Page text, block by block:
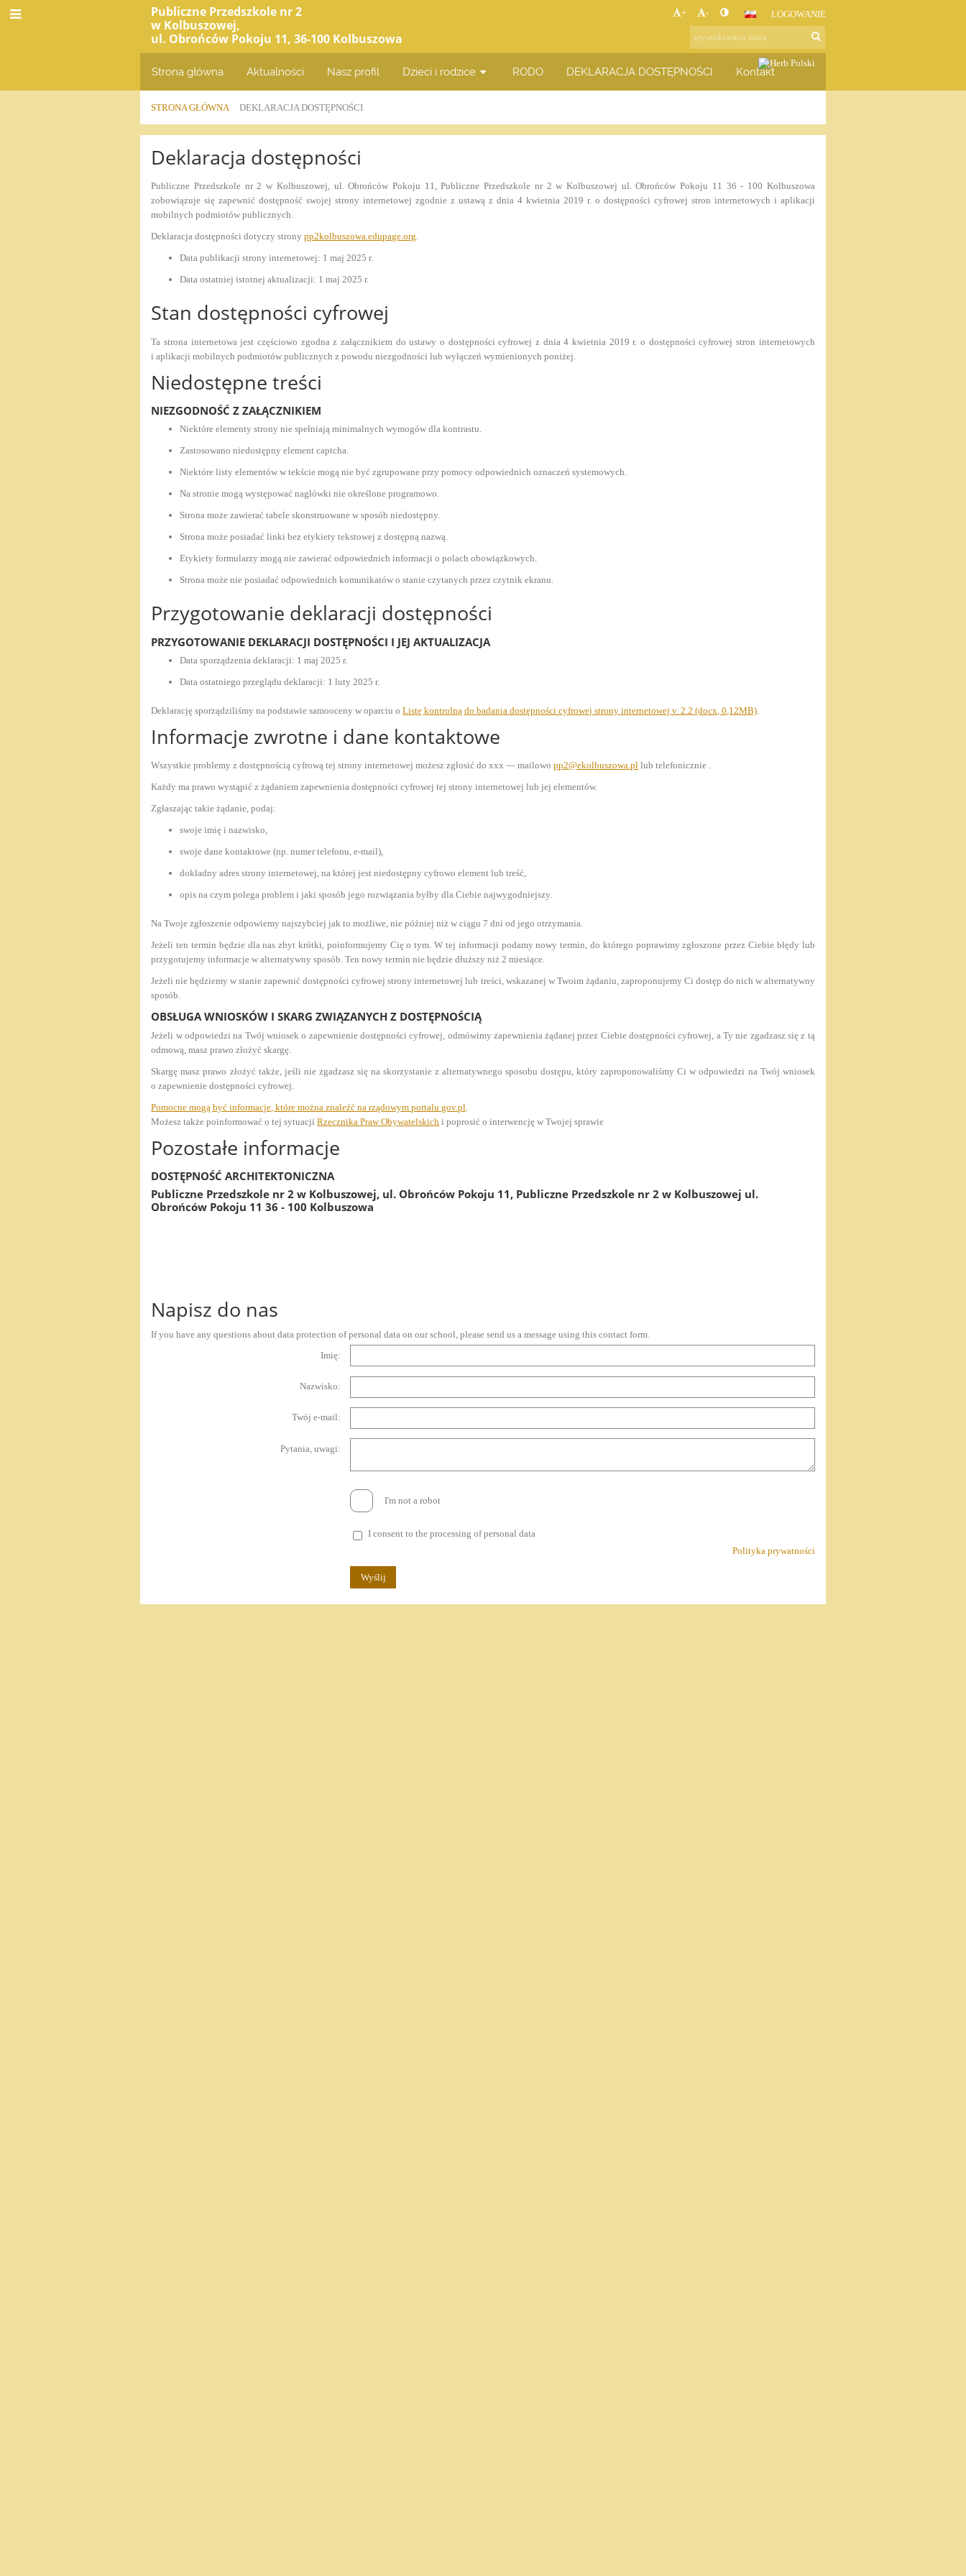
Publiczne Przedszkole nr 2
w Kolbuszowej,
ul. Obrońców Pokoju 11, 36-100 Kolbuszowa
+ - LOGOWANIE
Strona główna Aktualności Nasz profil Dzieci i rodzice RODO DEKLARACJA DOSTĘPNOŚCI Kontakt
STRONA GŁÓWNA DEKLARACJA DOSTĘPNOŚCI
Deklaracja
dostępności
Deklaracja dostępności
Publiczne Przedszkole nr 2 w Kolbuszowej, ul. Obrońców Pokoju 11, Publiczne Przedszkole nr 2 w Kolbuszowej ul. Obrońców Pokoju 11 36 - 100 Kolbuszowa
zobowiązuje się zapewnić dostępność swojejstrony internetowej zgodnie z ustawą z dnia 4 kwietnia 2019 r. o dostępności cyfrowej stron internetowych i aplikacji
mobilnych podmiotów publicznych.
Deklaracja dostępności dotyczy stronypp2kolbuszowa.edupage.org.
Data publikacji strony internetowej: 1 maj 2025 r.
Data ostatniej istotnej aktualizacji: 1 maj 2025 r.
Stan dostępności cyfrowej
Ta strona internetowa jest częściowo zgodna z załącznikiem do ustawy o dostępności cyfrowej z dnia 4 kwietnia 2019 r. o dostępności cyfrowej stron internetowych
i aplikacji mobilnych podmiotów publicznych z powodu niezgodności lub wyłączeń wymienionych poniżej.
Niedostępne treści
NIEZGODNOŚĆ Z ZAŁĄCZNIKIEM
Niektóre elementy strony nie spełniają minimalnych wymogów dla kontrastu.
Zastosowano niedostępny element captcha.
Niektóre listy elementów w tekście mogą nie być zgrupowane przy pomocy odpowiednich oznaczeń systemowych.
Na stronie mogą występować nagłówki nie określone programowo.
Strona może zawierać tabele skonstruowane w sposób niedostępny.
Strona może posiadać linki bez etykiety tekstowej z dostępną nazwą.
Etykiety formularzy mogą nie zawierać odpowiednich informacji o polach obowiązkowych.
Strona może nie posiadać odpowiednich komunikatów o stanie czytanych przez czytnik ekranu.
Przygotowanie deklaracji dostępności
PRZYGOTOWANIE DEKLARACJI DOSTĘPNOŚCI I JEJ AKTUALIZACJA
Data sporządzenia deklaracji: 1 maj 2025 r.
Data ostatniego przeglądu deklaracji: 1 luty 2025 r.
Deklarację sporządziliśmy na podstawie samooceny w oparciu oListę kontrolną do badania dostępności cyfrowej strony internetowej v. 2.2 (docx, 0,12MB)
Informacje zwrotne i dane kontaktowe
Wszystkie problemy z dostępnością cyfrową tej strony internetowej możesz zgłosić doxxx — mailowopp2@ekolbuszowa.pl lub telefonicznie .
Każdy ma prawo wystąpić z żądaniem zapewnienia dostępności cyfrowej tej strony internetowej lub jej elementów.
Zgłaszając takie żądanie, podaj:
swoje imię i nazwisko,
swoje dane kontaktowe (np. numer telefonu, e-mail),
dokładny adres strony internetowej, na której jest niedostępny cyfrowo element lub treść,
opis na czym polega problem i jaki sposób jego rozwiązania byłby dla Ciebie najwygodniejszy.
Na Twoje zgłoszenie odpowiemy najszybciej jak to możliwe, nie później niż w ciągu 7 dni od jego otrzymania.
Jeżeli ten termin będzie dla nas zbyt krótki, poinformujemy Cię o tym. W tej informacji podamy nowy termin, do którego poprawimy zgłoszone przez Ciebie błędy lub
przygotujemy informacje w alternatywny sposób. Ten nowy termin nie będzie dłuższy niż 2 miesiące.
Jeżeli nie będziemy w stanie zapewnić dostępności cyfrowej strony internetowej lub treści, wskazanej w Twoim żądaniu, zaproponujemy Ci dostęp do nich w alternatywny
sposób.
OBSŁUGA WNIOSKÓW I SKARG ZWIĄZANYCH Z DOSTĘPNOŚCIĄ
Jeżeli w odpowiedzi na Twój wniosek o zapewnienie dostępności cyfrowej, odmówimy zapewnienia żądanej przez Ciebie dostępności cyfrowej, a Ty nie zgadzasz się z tą
odmową, masz prawo złożyć skargę.
Skargę masz prawo złożyć także, jeśli nie zgadzasz się na skorzystanie z alternatywnego sposobu dostępu, który zaproponowaliśmy Ci w odpowiedzi na Twój wniosek
o zapewnienie dostępności cyfrowej.
Pomocne mogą być informacje, które można znaleźć na rządowym portalu gov.pl
Możesz także poinformować o tej sytuacjiRzecznika Praw Obywatelskich i poprosić o interwencję w Twojej sprawie
Pozostałe informacje
DOSTĘPNOŚĆ ARCHITEKTONICZNA
Publiczne Przedszkole nr 2 w Kolbuszowej, ul. Obrońców Pokoju 11, Publiczne Przedszkole nr 2 w Kolbuszowej ul.
Obrońców Pokoju 11 36 - 100 Kolbuszowa
Napisz do nas
If you have any questions about data protection of personal data on our school, please send us a message using this contact form.
Imię:
Nazwisko:
Twój e-mail:
Pytania, uwagi:
I'm not a robot
I consent to the processing of personal data
Polityka prywatności